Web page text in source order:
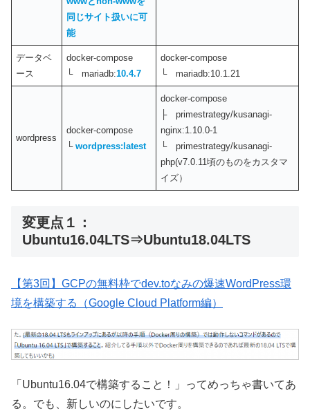
同じサイト扱いに可
能
データベ
ース
docker-compose
└ mariadb:10.4.7
docker-compose
└ mariadb:10.1.21
wordpress
docker-compose
└wordpress:latest
docker-compose
├ primestrategy/kusanagi-
nginx:1.10.0-1
└ primestrategy/kusanagi-
php(v7.0.11頃のものをカスタマ
イズ）
変更点１：
Ubuntu16.04LTS⇒Ubuntu18.04LTS
【第3回】GCPの無料枠でdev.toなみの爆速WordPress環
境を構築する（Google Cloud Platform編）
「Ubuntu16.04で構築すること！」ってめっちゃ書いてあ
る。でも、新しいのにしたいです。